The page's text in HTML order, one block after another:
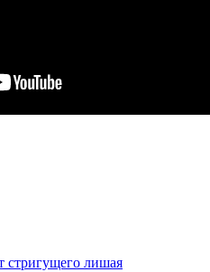
стригущего лишая